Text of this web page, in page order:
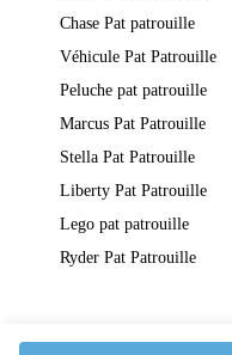
Chase Pat patrouille
Véhicule Pat Patrouille
Peluche pat patrouille
Marcus Pat Patrouille
Stella Pat Patrouille
Liberty Pat Patrouille
Lego pat patrouille
Ryder Pat Patrouille